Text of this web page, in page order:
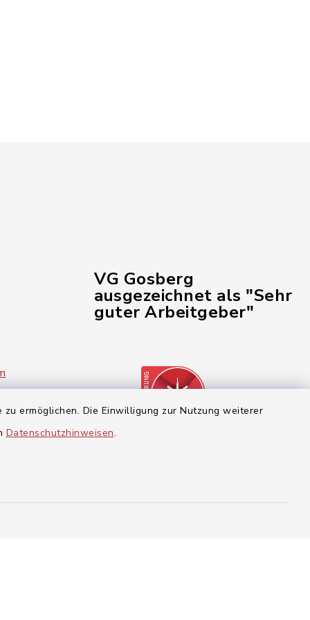
ermöglichen. Die Einwilligung zur Nutzung weiterer
Datenschutzhinweisen.
VG Gosberg
ausgezeichnet als "Sehr
guter Arbeitgeber"